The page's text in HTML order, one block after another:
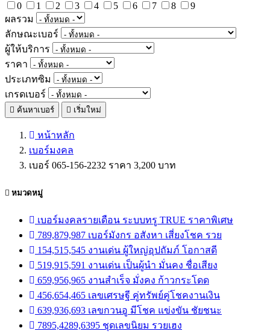
0
1 2 3 4 5 6 7 8
9
ผลรวม
ลักษณะเบอร์
ผู้ให้บริการ
ราคา
ประเภทซิม
เกรดเบอร์
ค้นหาเบอร์ เริ่มใหม่
หน้าหลัก
เบอร์มงคล
เบอร์ 065-156-2232 ราคา 3,200 บาท
หมวดหมู่
เบอร์มงคลรายเดือน ระบบทรู TRUE ราคาพิเศษ
789,879,987 เบอร์มังกร อสังหา เสี่ยงโชค รวย
154,515,545 งานเด่น ผู้ใหญ่อุปถัมภ์ โอกาสดี
519,915,591 งานเด่น เป็นผู้นำ มั่นคง ชื่อเสียง
659,956,965 งานสำเร็จ มั่งคง ก้าวกระโดด
456,654,465 เลขเศรษฐี คู่ทรัพย์คู่โชคงานเงิน
639,936,693 เลขกวนอู มีโชค แข่งขัน ชัยชนะ
7895,4289,6395 ชุดเลขนิยม รวยเฮง